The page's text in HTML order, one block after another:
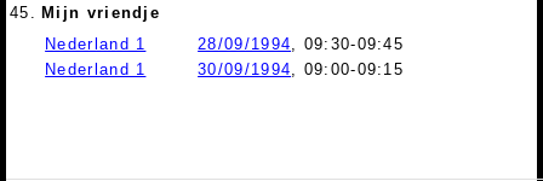
45. Mijn vriendje
Nederland 1
28/09/1994, 09:30-09:45
Nederland 1
30/09/1994, 09:00-09:15